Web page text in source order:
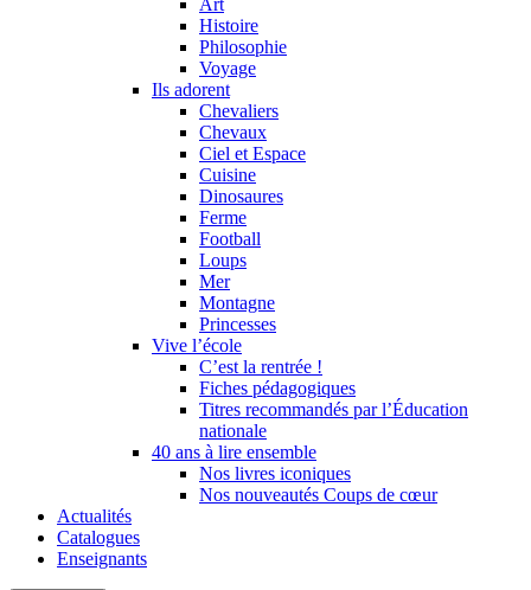
Histoire
Philosophie
Voyage
Ils adorent
Chevaliers
Chevaux
Ciel et Espace
Cuisine
Dinosaures
Ferme
Football
Loups
Mer
Montagne
Princesses
Vive l’école
C’est la rentrée !
Fiches pédagogiques
Titres recommandés par l’Éducation
nationale
40 ans à lire ensemble
Nos livres iconiques
Nos nouveautés Coups de cœur
Actualités
Catalogues
Enseignants